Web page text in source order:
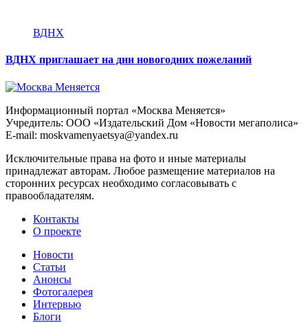
ВДНХ
ВДНХ приглашает на дни новогодних пожеланий
Информационный портал «Москва Меняется»
Учредитель: ООО «Издательский Дом «Новости мегаполиса»
E-mail: moskvamenyaetsya@yandex.ru
Исключительные права на фото и иные материалы
принадлежат авторам. Любое размещение материалов на
сторонних ресурсах необходимо согласовывать с
правообладателям.
Контакты
О проекте
Новости
Статьи
Анонсы
Фотогалерея
Интервью
Блоги